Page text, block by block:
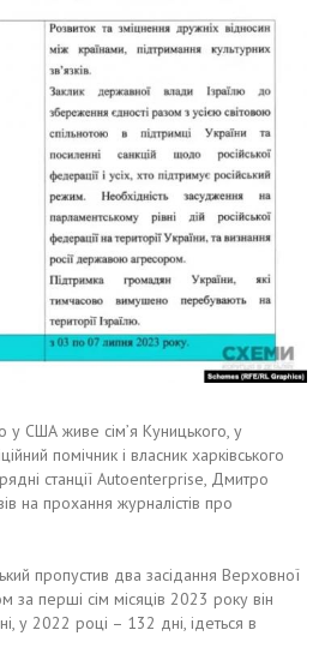
у США живе сім’я Куницького, у
помічник і власник харківського
станції Autoenterprise, Дмитро
на прохання журналістів про
пропустив два засідання Верховної
за перші сім місяців 2023 року він
у 2022 році – 132 дні, ідеться в